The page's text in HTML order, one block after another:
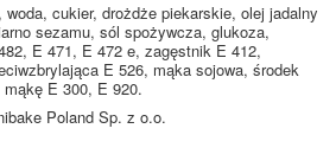
woda, cukier, drożdże piekarskie, olej jadalny
sezamu, sól spożywcza, glukoza,
E 471, E 472 e, zagęstnik E 412,
E 526, mąka sojowa, środek
E 300, E 920.
Poland Sp. z o.o.